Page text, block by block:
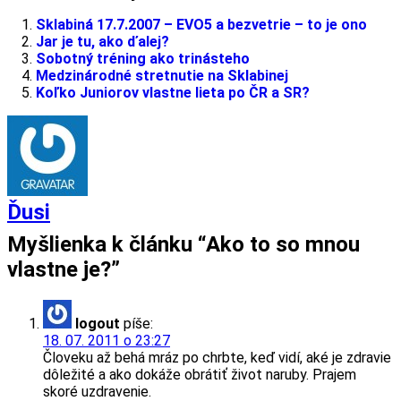
Sklabiná 17.7.2007 – EVO5 a bezvetrie – to je ono
Jar je tu, ako ďalej?
Sobotný tréning ako trinásteho
Medzinárodné stretnutie na Sklabinej
Koľko Juniorov vlastne lieta po ČR a SR?
Ďusi
Myšlienka k článku “Ako to so mnou
vlastne je?”
logout píše:
18. 07. 2011 o 23:27
Človeku až behá mráz po chrbte, keď vidí, aké je zdravie
dôležité a ako dokáže obrátiť život naruby. Prajem
skoré uzdravenie.